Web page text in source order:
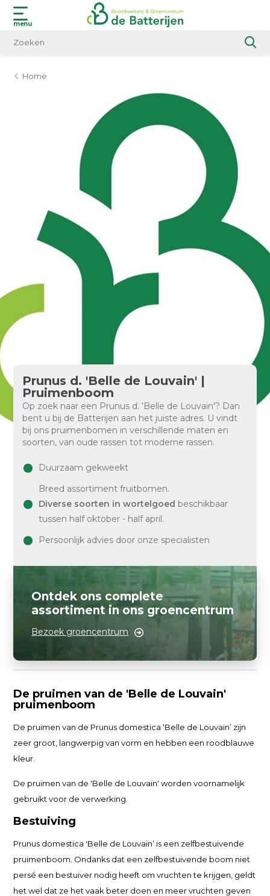
menu
Home
Prunus d. 'Belle de Louvain' |
Pruimenboom
Op zoek naar een Prunus d. 'Belle de Louvain'? Dan
bent u bij de Batterijen aan het juiste adres. U vindt
bij ons pruimenbomen in verschillende maten en
soorten, van oude rassen tot moderne rassen.
Duurzaam gekweekt
Breed assortiment fruitbomen.
Diverse soorten in wortelgoed beschikbaar
tussen half oktober - half april.
Persoonlijk advies door onze specialisten
Ontdek ons complete
assortiment in ons groencentrum
Bezoek groencentrum
De pruimen van de 'Belle de Louvain'
pruimenboom
De pruimen van de Prunus domestica ‘Belle de Louvain’ zijn
zeer groot, langwerpig van vorm en hebben een roodblauwe
kleur.
De pruimen van de 'Belle de Louvain' worden voornamelijk
gebruikt voor de verwerking.
Bestuiving
Prunus domestica 'Belle de Louvain’ is een zelfbestuivende
pruimenboom. Ondanks dat een zelfbestuivende boom niet
persé een bestuiver nodig heeft om vruchten te krijgen, geldt
het wel dat ze het vaak beter doen en meer vruchten geven